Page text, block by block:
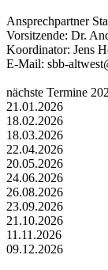
Ansprechpartner
Vorsitzende: Dr.
Koordinator: Jens
E-Mail: sbb-
nächste Termine
21.01.2026
18.02.2026
18.03.2026
22.04.2026
20.05.2026
24.06.2026
26.08.2026
23.09.2026
21.10.2026
11.11.2026
09.12.2026